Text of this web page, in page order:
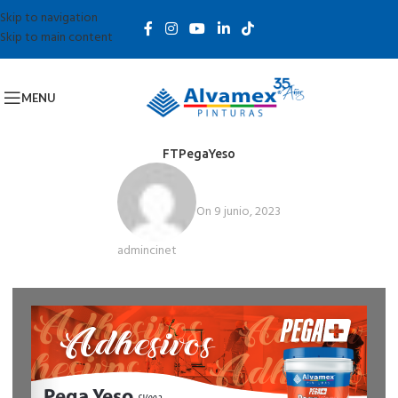
Skip to navigation
Skip to main content
MENU
FTPegaYeso
admincinet
On 9 junio, 2023